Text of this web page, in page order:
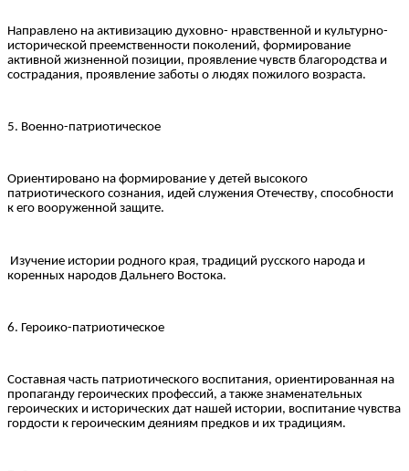
Направлено на активизацию духовно- нравственной и культурно-
исторической преемственности поколений, формирование
активной жизненной позиции, проявление чувств благородства и
сострадания, проявление заботы о людях пожилого возраста.
5. Военно-патриотическое
Ориентировано на формирование у детей высокого
патриотического сознания, идей служения Отечеству, способности
к его вооруженной защите.
Изучение истории родного края, традиций русского народа и
коренных народов Дальнего Востока.
6. Героико-патриотическое
Составная часть патриотического воспитания, ориентированная на
пропаганду героических профессий, а также знаменательных
героических и исторических дат нашей истории, воспитание чувства
гордости к героическим деяниям предков и их традициям.